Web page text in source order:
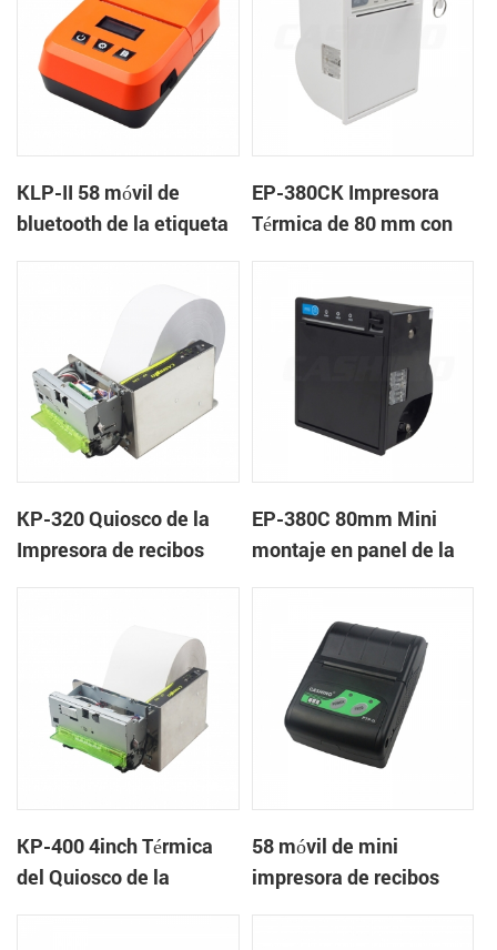
KLP-II 58 móvil de
bluetooth de la etiqueta
EP-380CK Impresora
Térmica de 80 mm con
KP-320 Quiosco de la
Impresora de recibos
EP-380C 80mm Mini
montaje en panel de la
KP-400 4inch Térmica
del Quiosco de la
58 móvil de mini
impresora de recibos